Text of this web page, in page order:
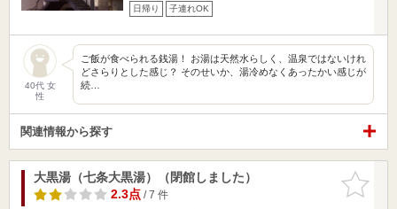
日帰り 子連れOK
40代 女
性
ご飯が食べられる銭湯！ お湯は天然水らしく、温泉ではないけれ
どさらりとした感じ？ そのせいか、湯冷めなくあったかい感じが
続…
関連情報から探す
お気に入
りに追加
大黒湯（七条大黒湯）（閉館しました）
2.3点/ 7 件